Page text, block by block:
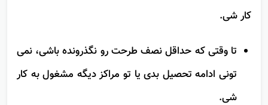
مناطقی که وزارت بهداشت مشخص می کنه، مشغول به
تا وقتی که حداقل نصف طرحت رو نگذرونده باشی، نمی
تونی ادامه تحصیل بدی یا تو مراکز دیگه مشغول به کار